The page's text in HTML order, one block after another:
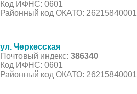
Код ИФНС: 0601
Районный код ОКАТО: 26215840001
ул. Черкесская
Почтовый индекс: 386340
Код ИФНС: 0601
Районный код ОКАТО: 26215840001